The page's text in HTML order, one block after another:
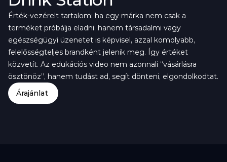
Érték-vezérelt tartalom: ha egy márka nem csak a
terméket próbálja eladni, hanem társadalmi vagy
egészségügyi üzenetet is képvisel, azzal komolyabb,
felelősségteljes brandként jelenik meg. Így értéket
közvetít. Az edukációs video nem azonnali “vásárlásra
ösztönöz”, hanem tudást ad, segít dönteni, elgondolkodtat.
Árajánlat